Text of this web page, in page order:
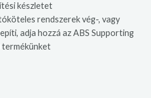
készletet
rendszerek vég-, vagy
adja hozzá az ABS Supporting
termékünket